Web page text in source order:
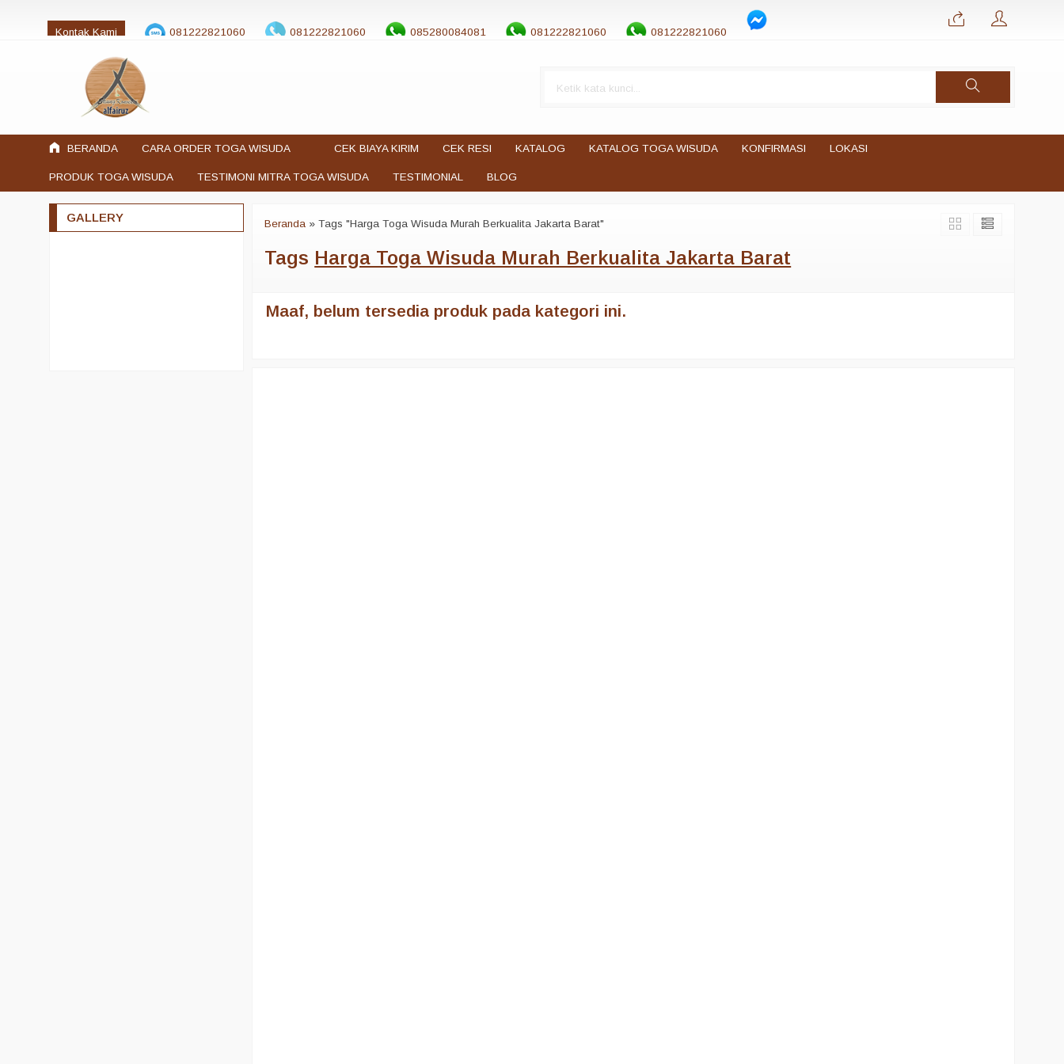
Kontak Kami 081222821060 081222821060 085280084081 081222821060 081222821060
jualtogawisuda@gmail.com
BERANDA CARA ORDER TOGA WISUDA CEK BIAYA KIRIM CEK RESI KATALOG KATALOG TOGA WISUDA KONFIRMASI LOKASI
PRODUK TOGA WISUDA TESTIMONI MITRA TOGA WISUDA TESTIMONIAL BLOG
Beranda »Tags "Harga Toga Wisuda Murah Berkualita Jakarta Barat"
Tags Harga Toga Wisuda Murah Berkualita Jakarta Barat
Maaf, belum tersedia produk pada kategori ini.
GALLERY